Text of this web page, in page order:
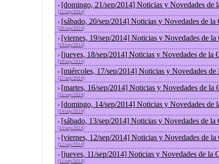
› [domingo, 21/sep/2014] Noticias y Novedades de
[21/sep/2014]
› [sábado, 20/sep/2014] Noticias y Novedades de la
[20/sep/2014]
› [viernes, 19/sep/2014] Noticias y Novedades de la
[19/sep/2014]
› [jueves, 18/sep/2014] Noticias y Novedades de la
[18/sep/2014]
› [miércoles, 17/sep/2014] Noticias y Novedades de
[17/sep/2014]
› [martes, 16/sep/2014] Noticias y Novedades de la
[16/sep/2014]
› [domingo, 14/sep/2014] Noticias y Novedades de
[14/sep/2014]
› [sábado, 13/sep/2014] Noticias y Novedades de la
[13/sep/2014]
› [viernes, 12/sep/2014] Noticias y Novedades de la
[12/sep/2014]
› [jueves, 11/sep/2014] Noticias y Novedades de la
[11/sep/2014]